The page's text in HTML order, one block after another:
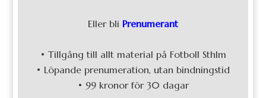
Eller bli Prenumerant
• Tillgång till allt material på Fotboll Sthlm
• Löpande prenumeration, utan bindningstid
• 99 kronor för 30 dagar